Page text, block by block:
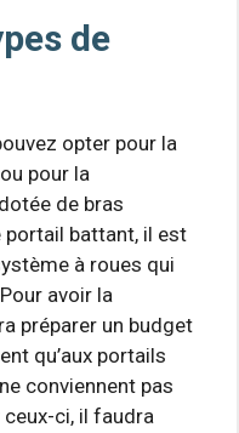
de
opter pour la
pour la
de bras
battant, il est
à roues qui
avoir la
préparer un budget
qu’aux portails
conviennent pas
ci, il faudra